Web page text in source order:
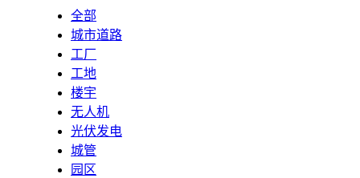
全部
城市道路
工厂
工地
楼宇
无人机
光伏发电
城管
园区